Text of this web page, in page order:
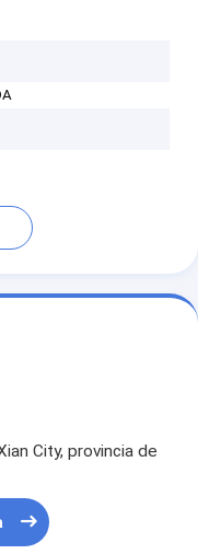
City, provincia de